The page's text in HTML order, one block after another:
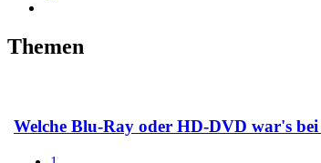
Themen
Welche Blu-Ray oder HD-DVD war's bei